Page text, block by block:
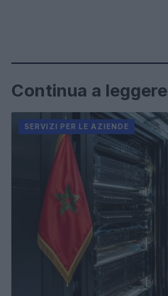
Continua a leggere
SERVIZI PER LE AZIENDE